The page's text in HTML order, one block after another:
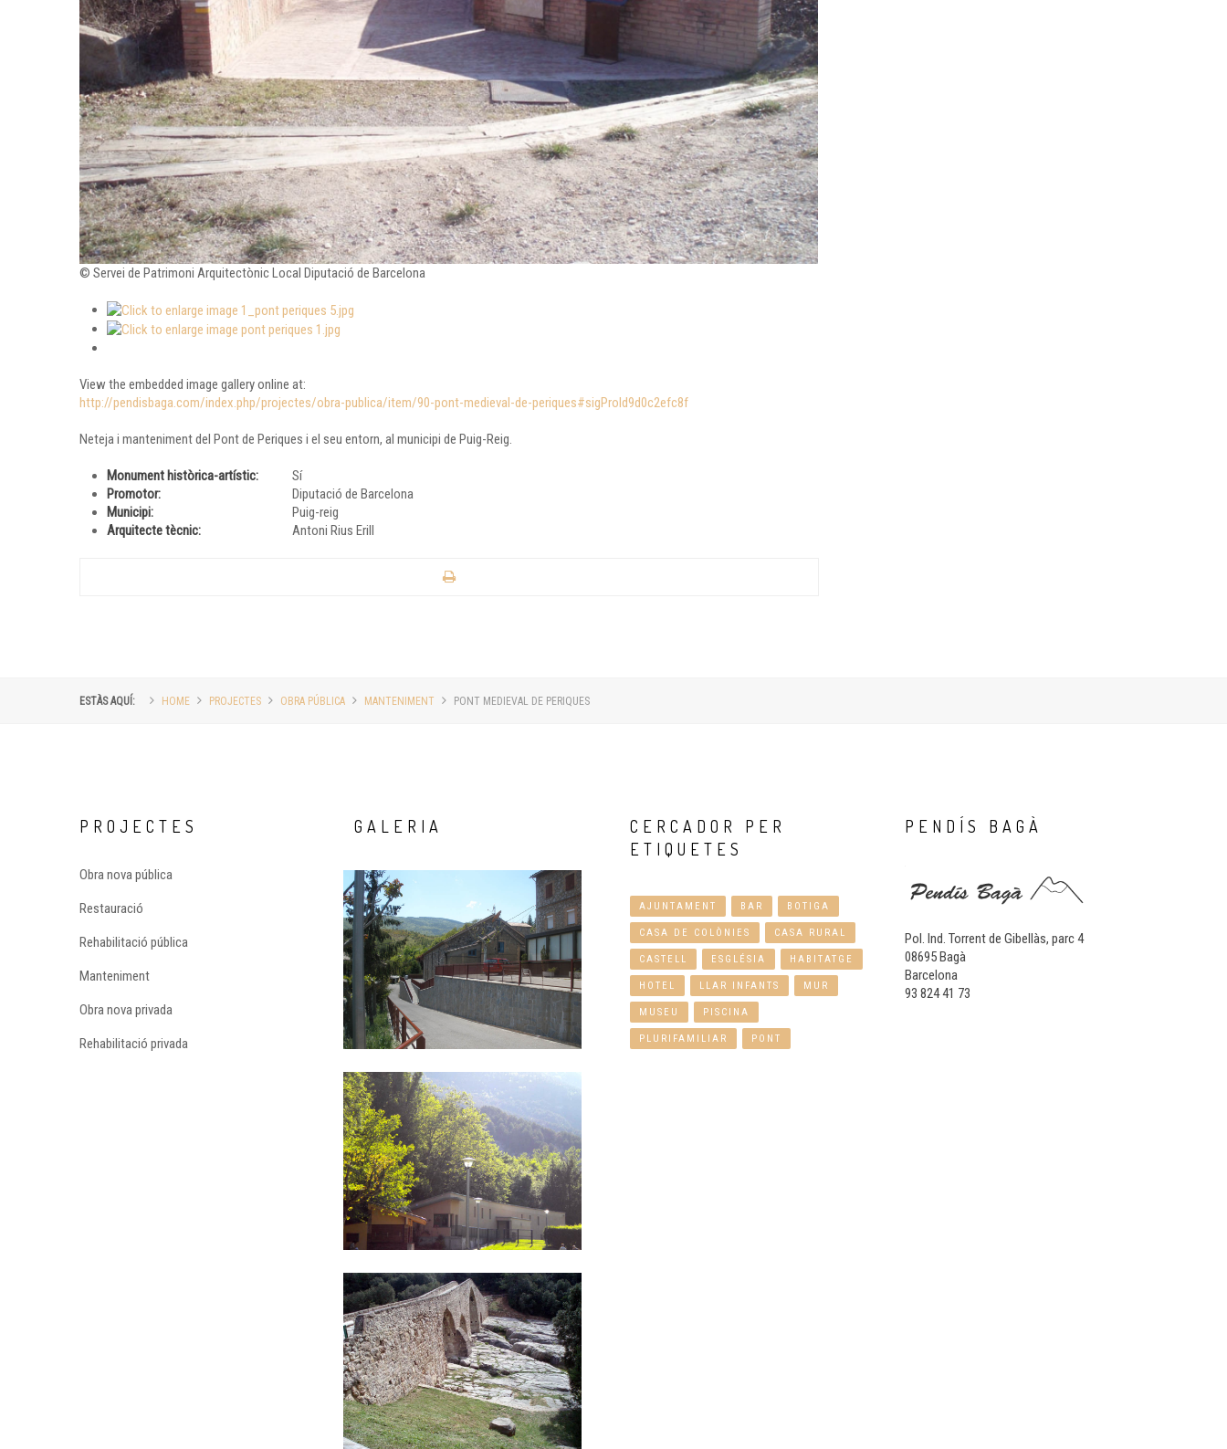
© Servei de Patrimoni Arquitectònic Local Diputació de Barcelona
View the embedded image gallery online at:
http://pendisbaga.com/index.php/projectes/obra-publica/item/90-pont-medieval-de-periques#sigProId9d0c2efc8f
Neteja i manteniment del Pont de Periques i el seu entorn, al municipi de Puig-Reig.
Monument històrica-artístic:
Sí
Promotor:
Diputació de Barcelona
Municipi:
Puig-reig
Arquitecte tècnic:
Antoni Rius Erill
ESTÀS AQUÍ: HOME PROJECTES OBRA PÚBLICA MANTENIMENT PONT MEDIEVAL DE PERIQUES
PROJECTES
Obra nova pública
Restauració
Rehabilitació pública
Manteniment
Obra nova privada
Rehabilitació privada
GALERIA CERCADOR
PER
ETIQUETES
AJUNTAMENT BAR BOTIGA
CASA DE COLÒNIES CASA RURAL
CASTELL ESGLÉSIA HABITATGE
HOTEL LLAR INFANTS MUR
MUSEU PISCINA
PLURIFAMILIAR PONT
PENDÍS BAGÀ
Pol. Ind. Torrent de Gibellàs, parc 4
08695 Bagà
Barcelona
93 824 41 73